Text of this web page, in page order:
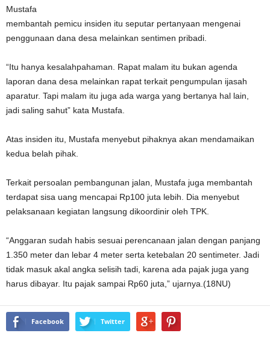
Mustafa
membantah pemicu insiden itu seputar pertanyaan mengenai
penggunaan dana desa melainkan sentimen pribadi.
“Itu hanya kesalahpahaman. Rapat malam itu bukan agenda
laporan dana desa melainkan rapat terkait pengumpulan ijasah
aparatur. Tapi malam itu juga ada warga yang bertanya hal lain,
jadi saling sahut” kata Mustafa.
Atas insiden itu, Mustafa menyebut pihaknya akan mendamaikan
kedua belah pihak.
Terkait persoalan pembangunan jalan, Mustafa juga membantah
terdapat sisa uang mencapai Rp100 juta lebih. Dia menyebut
pelaksanaan kegiatan langsung dikoordinir oleh TPK.
“Anggaran sudah habis sesuai perencanaan jalan dengan panjang
1.350 meter dan lebar 4 meter serta ketebalan 20 sentimeter. Jadi
tidak masuk akal angka selisih tadi, karena ada pajak juga yang
harus dibayar. Itu pajak sampai Rp60 juta,” ujarnya.(18NU)
Facebook Twitter